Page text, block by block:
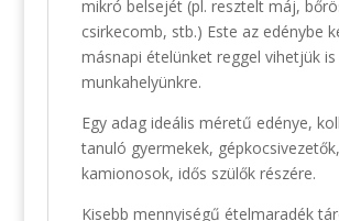
mikró belsejét (pl. resztelt máj,
csirkecomb, stb.) Este az edénybe
másnapi ételünket reggel vihetjük is
munkahelyünkre.
Egy adag ideális méretű edénye,
tanuló gyermekek, gépkocsivezetők,
kamionosok, idős szülők részére.
Kisebb mennyiségű ételmaradék